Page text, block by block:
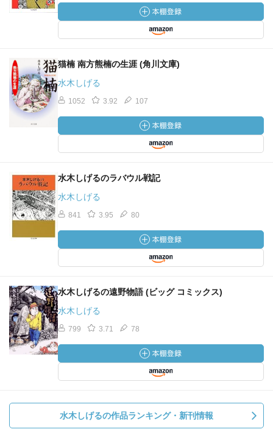
猫楠 南方熊楠の生涯 (角川文庫)
水木しげる
1052 3.92 107
水木しげるのラバウル戦記
水木しげる
841 3.95 80
水木しげるの遠野物語 (ビッグ コミックス)
水木しげる
799 3.71 78
水木しげるの作品ランキング・新刊情報